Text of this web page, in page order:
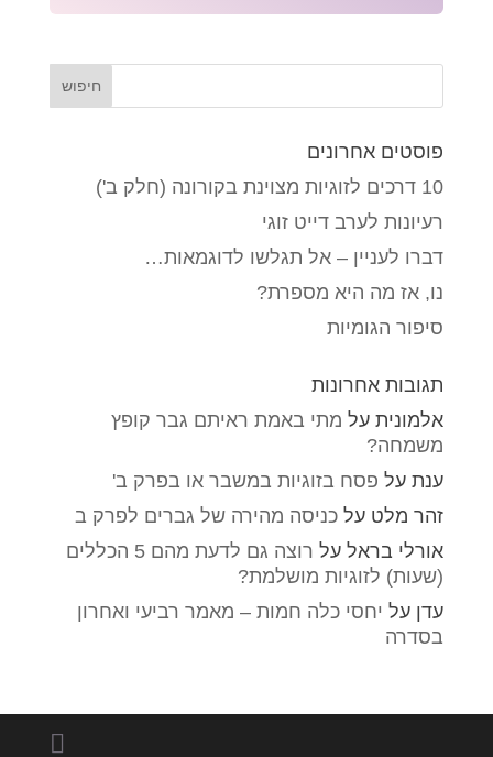
פוסטים אחרונים
10 דרכים לזוגיות מצוינת בקורונה (חלק ב')
רעיונות לערב דייט זוגי
דברו לעניין – אל תגלשו לדוגמאות…
נו, אז מה היא מספרת?
סיפור הגומיות
תגובות אחרונות
אלמוניתעל מתי באמת ראיתם גבר קופץ
משמחה?
ענתעל פסח בזוגיות במשבר או בפרק ב'
זהר מלט על כניסה מהירה של גברים לפרק ב
אורלי בראלעל
רוצה גם לדעת מהם 5 הכללים
(שעות) לזוגיות מושלמת?
עדן על יחסי כלה חמות – מאמר רביעי ואחרון
בסדרה